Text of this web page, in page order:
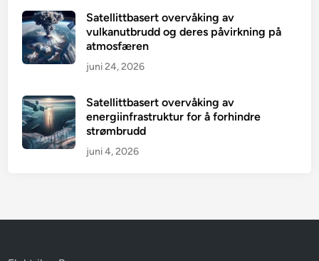
Satellittbasert overvåking av
vulkanutbrudd og deres påvirkning på
atmosfæren
juni 24, 2026
Satellittbasert overvåking av
energiinfrastruktur for å forhindre
strømbrudd
juni 4, 2026